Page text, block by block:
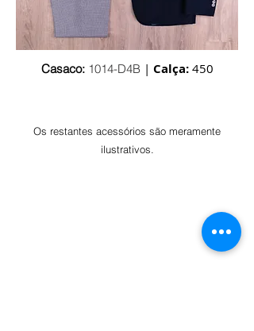
Casaco: 1014-D4B | Calça:450
Os restantes acessórios são meramente
ilustrativos.
AFFARI is a 100% Portuguese menswear brand. Here,
every detail is treated with the utmost care, so that the